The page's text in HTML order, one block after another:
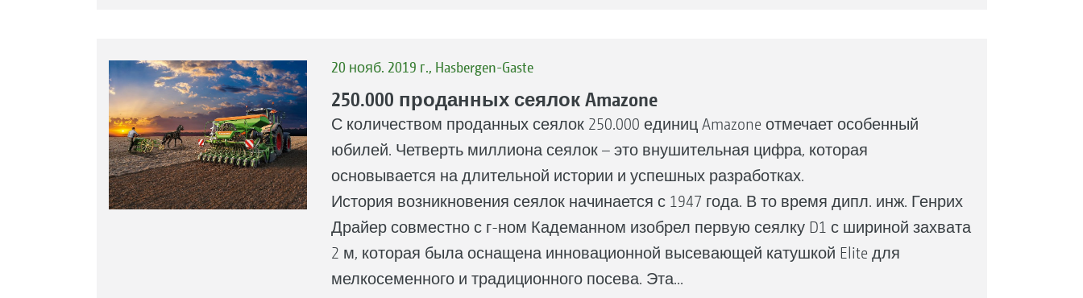
20 нояб. 2019 г., Hasbergen-Gaste
250.000 проданных сеялок Amazone
С количеством проданных сеялок 250.000 единиц Amazone отмечает особенный
юбилей. Четверть миллиона сеялок – это внушительная цифра, которая
основывается на длительной истории и успешных разработках.
История возникновения сеялок начинается с 1947 года. В то время дипл. инж. Генрих
Драйер совместно с г-ном Кадеманном изобрел первую сеялку D1 с шириной захвата
2 м, которая была оснащена инновационной высевающей катушкой Elite для
мелкосеменного и традиционного посева. Эта...